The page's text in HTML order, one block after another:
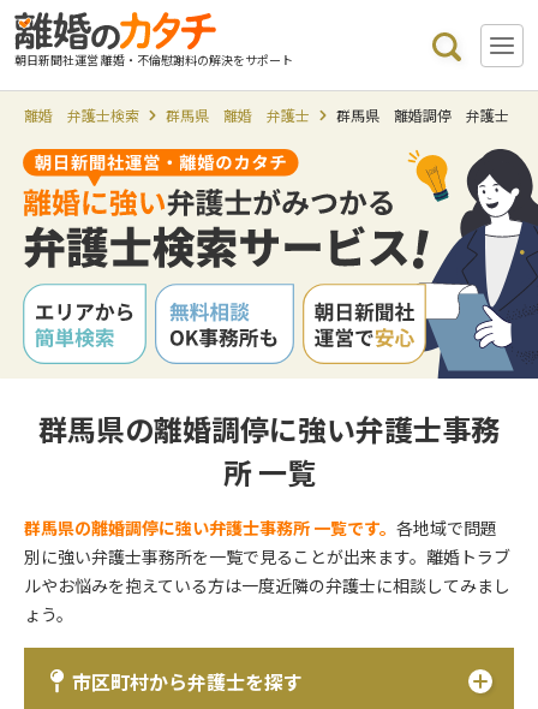
朝日新聞社運営 離婚・不倫慰謝料の解決をサポート
離婚 弁護士検索 群馬県 離婚 弁護士 群馬県 離婚調停 弁護士
群馬県の離婚調停に強い弁護士事務
所 一覧
群馬県の離婚調停に強い弁護士事務所 一覧です。各地域で問題
別に強い弁護士事務所を一覧で見ることが出来ます。離婚トラブ
ルやお悩みを抱えている方は一度近隣の弁護士に相談してみまし
ょう。
市区町村から弁護士を探す